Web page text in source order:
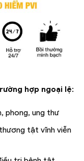
hợp ngoại lệ:
phong, ung thư
tật vĩnh viễn